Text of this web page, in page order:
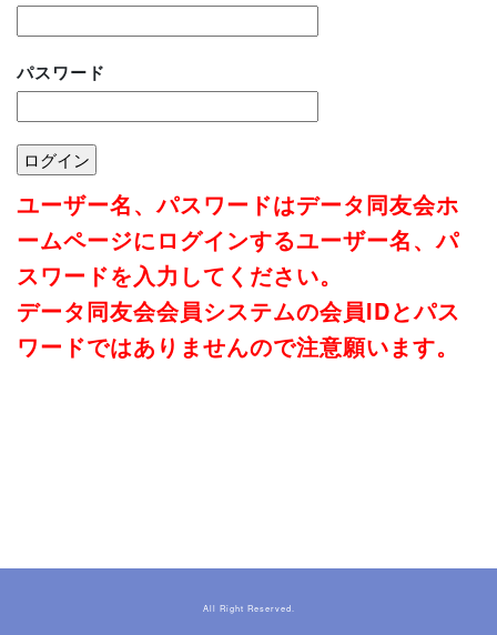
パスワード
ユーザー名、パスワードはデータ同友会ホ
ームページにログインするユーザー名、パ
スワードを入力してください。
データ同友会会員システムの会員IDとパス
ワードではありませんので注意願います。
All Right Reserved.